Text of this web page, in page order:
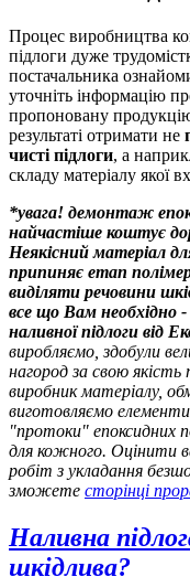
Процес виробництва
підлоги дуже
постачальника
уточніть інформацію
пропоновану
результаті отримати не
чисті підлоги, а
складу матеріалу якої
*увага! демонтаж
найчастіше коштує
Неякісний матеріал
припиняє етап
виділяти речовини
все що Вам необхідно
наливної підлоги від
виробляємо, здобули
нагород за свою
виробник матеріалу,
виготовляємо
"протоки" епоксидних
для кожного. Оцінити
робіт з укладання
зможете сторінці
Наливна
шкідлива?